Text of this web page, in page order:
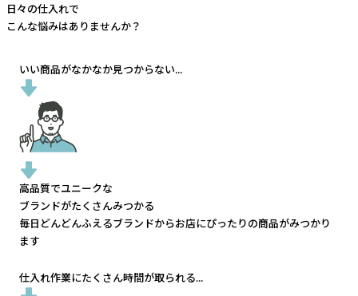
日々の仕入れで
こんな悩みはありませんか？
いい商品がなかなか見つからない...
高品質でユニークな
ブランドがたくさんみつかる
毎日どんどんふえるブランドからお店にぴったりの商品がみつかり
ます
仕入れ作業にたくさん時間が取られる...